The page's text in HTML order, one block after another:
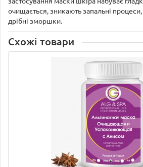
очищається, зникають запальні
дрібні зморшки.
Схожі товари